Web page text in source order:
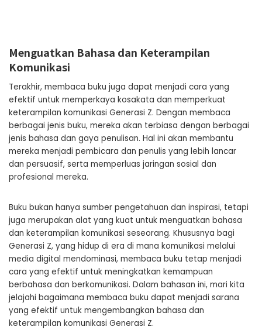
Menguatkan Bahasa dan Keterampilan
Komunikasi
Terakhir, membaca buku juga dapat menjadi cara yang
efektif untuk memperkaya kosakata dan memperkuat
keterampilan komunikasi Generasi Z. Dengan membaca
berbagai jenis buku, mereka akan terbiasa dengan berbagai
jenis bahasa dan gaya penulisan. Hal ini akan membantu
mereka menjadi pembicara dan penulis yang lebih lancar
dan persuasif, serta memperluas jaringan sosial dan
profesional mereka.
Buku bukan hanya sumber pengetahuan dan inspirasi, tetapi
juga merupakan alat yang kuat untuk menguatkan bahasa
dan keterampilan komunikasi seseorang. Khususnya bagi
Generasi Z, yang hidup di era di mana komunikasi melalui
media digital mendominasi, membaca buku tetap menjadi
cara yang efektif untuk meningkatkan kemampuan
berbahasa dan berkomunikasi. Dalam bahasan ini, mari kita
jelajahi bagaimana membaca buku dapat menjadi sarana
yang efektif untuk mengembangkan bahasa dan
keterampilan komunikasi Generasi Z.